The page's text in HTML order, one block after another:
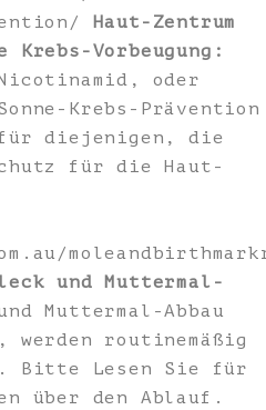
Haut-Zentrum
Vorbeugung:
oder
Krebs-Prävention
diejenigen, die
für die Haut-
und Muttermal-
Muttermal-Abbau
werden routinemäßig
Bitte Lesen Sie für
über den Ablauf.